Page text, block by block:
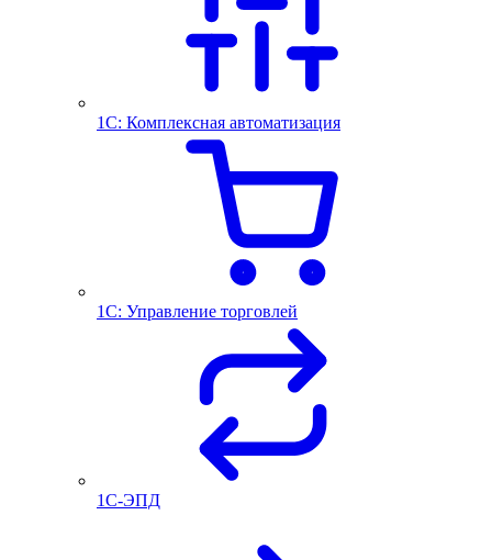
1С: Комплексная автоматизация
1С: Управление торговлей
1С-ЭПД